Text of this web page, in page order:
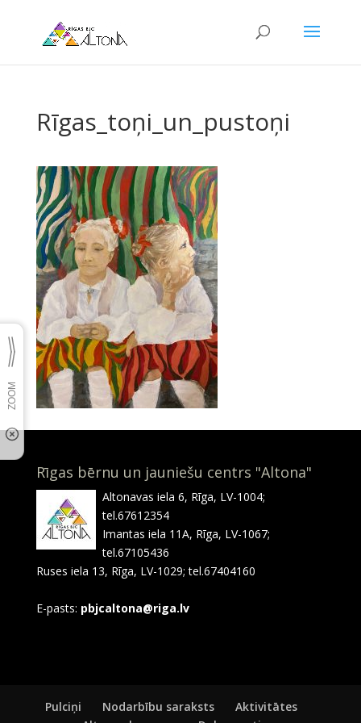
Rīgas_toņi_un_pustoņi
Rīgas bērnu un jauniešu centrs "Altona"
Altonavas iela 6, Rīga, LV-1004;
tel.67612354
Imantas iela 11A, Rīga, LV-1067;
tel.67105436
Ruses iela 13, Rīga, LV-1029; tel.67404160
E-pasts: pbjcaltona@riga.lv
Pulciņi Nodarbību saraksts
Aktivitātes